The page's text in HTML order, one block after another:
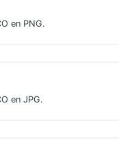
en PNG.
en JPG.